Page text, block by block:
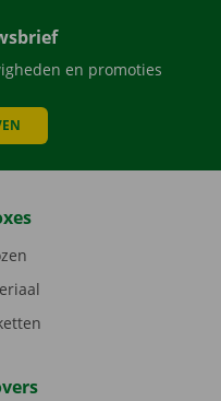
en promoties